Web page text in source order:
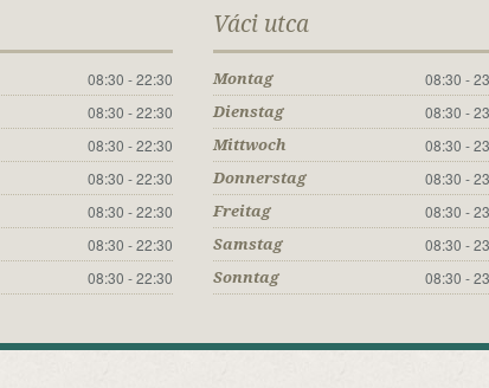
08:30 - 22:30
08:30 - 22:30
08:30 - 22:30
08:30 - 22:30
08:30 - 22:30
08:30 - 22:30
08:30 - 22:30
Váci utca
Montag 08:30 -
Dienstag 08:30 -
Mittwoch 08:30 -
Donnerstag 08:30 -
Freitag 08:30 -
Samstag 08:30 -
Sonntag 08:30 -